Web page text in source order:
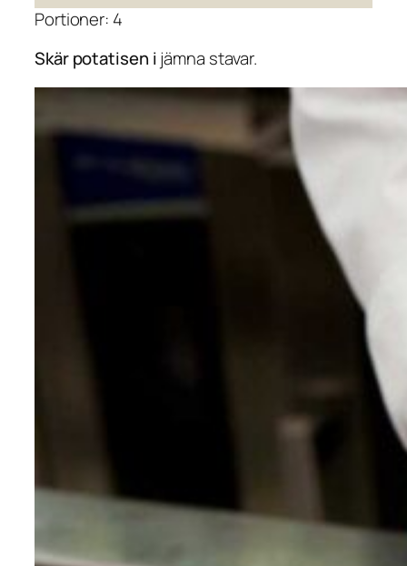
Portioner: 4
Skär potatisen ijämna stavar.